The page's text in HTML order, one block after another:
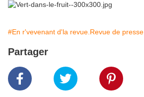
#En r'vevenant d'la revue.Revue de presse
Partager